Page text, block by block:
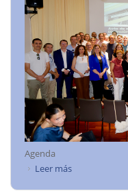
Agenda
Leer más